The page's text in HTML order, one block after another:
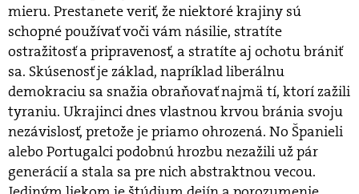
mieru. Prestanete veriť, že niektoré krajiny sú
schopné používať voči vám násilie, stratíte
ostražitosť a pripravenosť, a stratíte aj ochotu brániť
sa. Skúsenosť je základ, napríklad liberálnu
demokraciu sa snažia obraňovať najmä tí, ktorí zažili
tyraniu. Ukrajinci dnes vlastnou krvou bránia svoju
nezávislosť, pretože je priamo ohrozená. No Španieli
alebo Portugalci podobnú hrozbu nezažili už pár
generácií a stala sa pre nich abstraktnou vecou.